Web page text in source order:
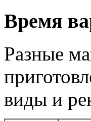
Время
Разные
виды и